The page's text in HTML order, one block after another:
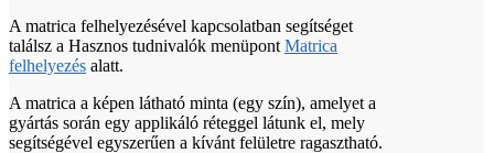
A matrica felhelyezésével kapcsolatban segítséget
találsz a Hasznos tudnivalók menüpont Matrica
felhelyezés alatt.
A matrica a képen látható minta (egy szín), amelyet a
gyártás során egy applikáló réteggel látunk el, mely
segítségével egyszerűen a kívánt felületre ragasztható.